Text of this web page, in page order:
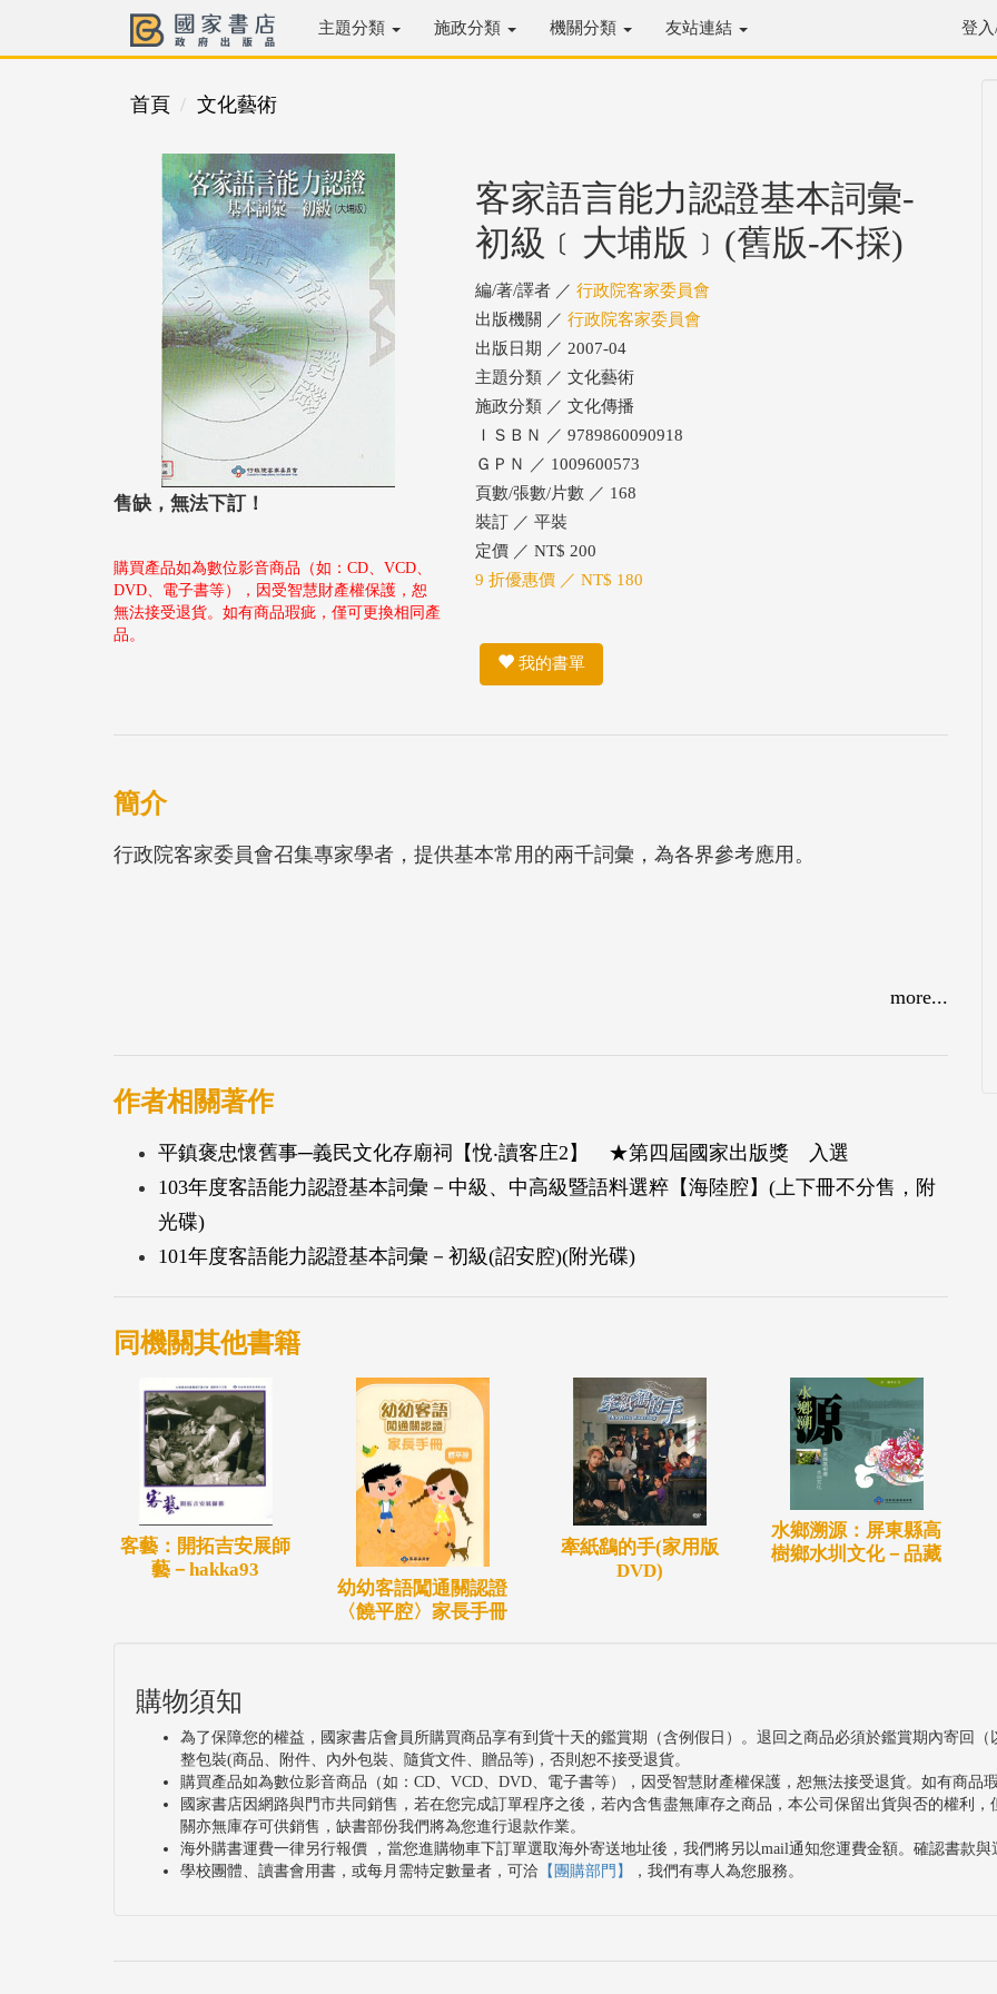
主題分類 施政分類 機關分類 友站連結 登
首頁 文化藝術
售缺，無法下訂！
購買產品如為數位影音商品（如：CD、VCD、
DVD、電子書等），因受智慧財產權保護，恕
無法接受退貨。如有商品瑕疵，僅可更換相同產
品。
客家語言能力認證基本詞彙-
初級﹝大埔版﹞(舊版-不採)
編/著/譯者 ／ 行政院客家委員會
出版機關 ／ 行政院客家委員會
出版日期 ／ 2007-04
主題分類 ／ 文化藝術
施政分類 ／ 文化傳播
ＩＳＢＮ ／ 9789860090918
ＧＰＮ ／ 1009600573
頁數/張數/片數 ／ 168
裝訂 ／ 平裝
定價 ／ NT$ 200
9 折優惠價 ／ NT$ 180
我的書單
簡介
行政院客家委員會召集專家學者，提供基本常用的兩千詞彙，為各界參考應用。
more...
作者相關著作
平鎮褒忠懷舊事─義民文化存廟祠【悅‧讀客庄2】 ★第四屆國家出版獎 入選
103年度客語能力認證基本詞彙－中級、中高級暨語料選粹【海陸腔】(上下冊不分售，附
光碟)
101年度客語能力認證基本詞彙－初級(詔安腔)(附光碟)
同機關其他書籍
客藝：開拓吉安展師
藝－hakka93
幼幼客語闖通關認證
〈饒平腔〉家長手冊
牽紙鷂的手(家用版
DVD)
水鄉溯源：屏東縣高
樹鄉水圳文化－品藏
購物須知
為了保障您的權益，國家書店會員所購買商品享有到貨十天的鑑賞期（含例假日）。退回之商品必須於鑑賞期內寄回
整包裝(商品、附件、內外包裝、隨貨文件、贈品等)，否則恕不接受退貨。
購買產品如為數位影音商品（如：CD、VCD、DVD、電子書等），因受智慧財產權保護，恕無法接受退貨。如有商品
國家書店因網路與門市共同銷售，若在您完成訂單程序之後，若內含售盡無庫存之商品，本公司保留出貨與否的權利
關亦無庫存可供銷售，缺書部份我們將為您進行退款作業。
海外購書運費一律另行報價 ，當您進購物車下訂單選取海外寄送地址後，我們將另以mail通知您運費金額。確認書款
學校團體、讀書會用書，或每月需特定數量者，可洽 【團購部門】 ，我們有專人為您服務。